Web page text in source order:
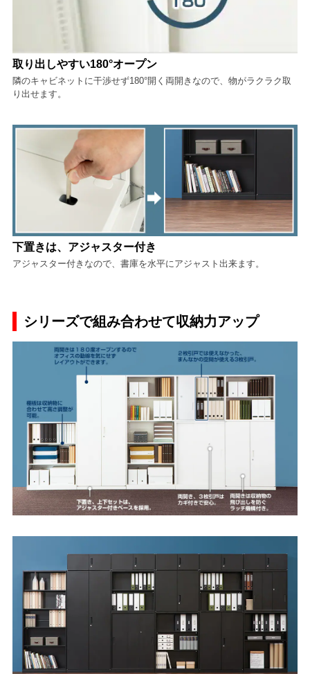
取り出しやすい180°オープン
隣のキャビネットに干渉せず180°開く両開きなので、物がラクラク取
り出せます。
下置きは、アジャスター付き
アジャスター付きなので、書庫を水平にアジャスト出来ます。
シリーズで組み合わせて収納力アップ